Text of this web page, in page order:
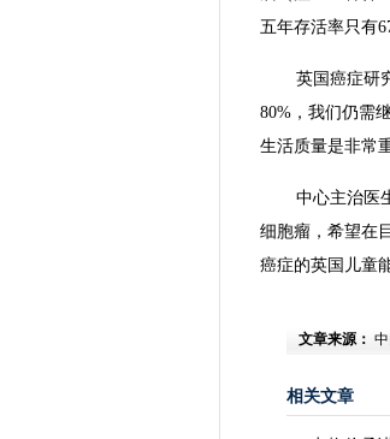
五年存活率只有
英国癌症研
80%，我们仍需
生活质量是非常
中心主治医
细胞瘤，希望在
癌症的英国儿童
文章来源：
相关文章